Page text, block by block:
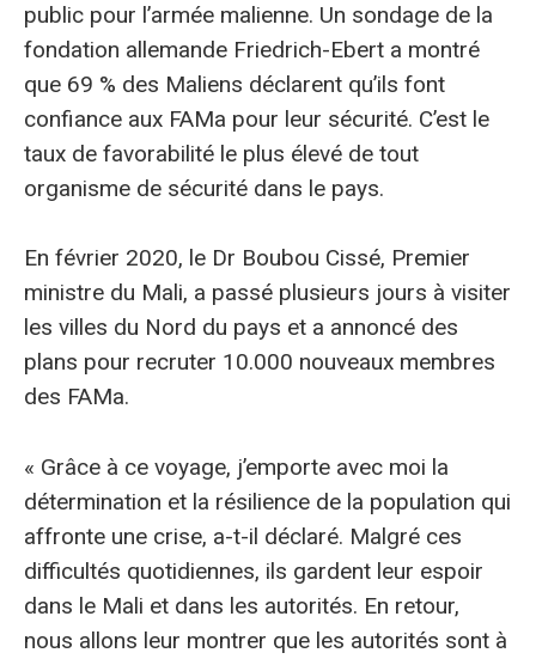
public pour l’armée malienne. Un sondage de la
fondation allemande Friedrich-Ebert a montré
que 69 % des Maliens déclarent qu’ils font
confiance aux FAMa pour leur sécurité. C’est le
taux de favorabilité le plus élevé de tout
organisme de sécurité dans le pays.
En février 2020, le Dr Boubou Cissé, Premier
ministre du Mali, a passé plusieurs jours à visiter
les villes du Nord du pays et a annoncé des
plans pour recruter 10.000 nouveaux membres
des FAMa.
« Grâce à ce voyage, j’emporte avec moi la
détermination et la résilience de la population qui
affronte une crise, a-t-il déclaré. Malgré ces
difficultés quotidiennes, ils gardent leur espoir
dans le Mali et dans les autorités. En retour,
nous allons leur montrer que les autorités sont à